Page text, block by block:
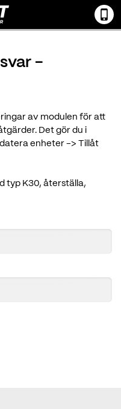
-
av modulen för att
Det gör du i
enheter -> Tillåt
typ K30, återställa,